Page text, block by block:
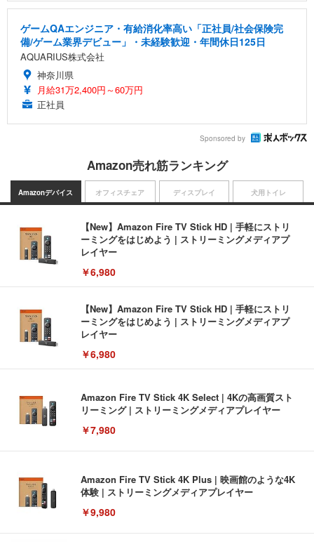
ゲームQAエンジニア・有給消化率高い「正社員/社会保険完
備/ゲーム業界デビュー」・未経験歓迎・年間休日125日
AQUARIUS株式会社
神奈川県
月給31万2,400円～60万円
正社員
Sponsored by
Amazon売れ筋ランキング
Amazonデバイス
【New】Amazon Fire TV Stick HD | 手軽にストリ
ーミングをはじめよう | ストリーミングメディアプ
レイヤー
￥6,980
【New】Amazon Fire TV Stick HD | 手軽にストリ
ーミングをはじめよう | ストリーミングメディアプ
レイヤー
￥6,980
Amazon Fire TV Stick 4K Select | 4Kの高画質スト
リーミング | ストリーミングメディアプレイヤー
￥7,980
Amazon Fire TV Stick 4K Plus | 映画館のような4K
体験 | ストリーミングメディアプレイヤー
￥9,980
オフィスチェア ディスプレイ 犬用トイレ